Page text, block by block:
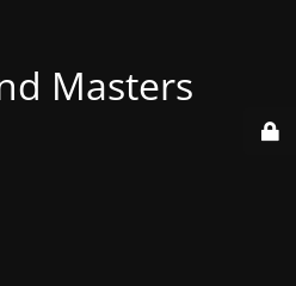
Masters